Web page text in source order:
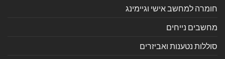
חומרה למחשב אישי וגיימינג
מחשבים נייחים
סוללות נטענות ואביזרים